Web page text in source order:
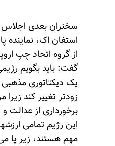
سخنران بعدی اجلاس
استفان اک، نماینده
از گروه اتحاد چپ
گفت: باید بگویم
یک دیکتاتوری
زودتر تغییر کند زیرا
برخورداری از عدالت
این رژیم تمامی
مهم هستند، زیر پا